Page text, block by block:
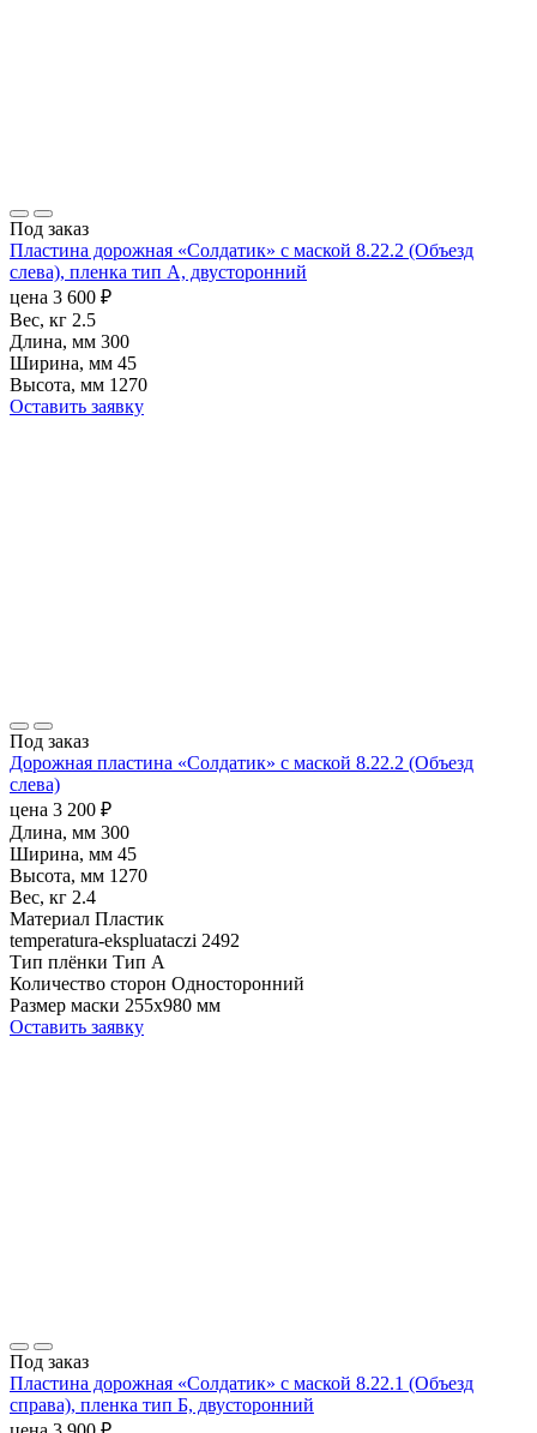
Под заказ
Пластина дорожная «Солдатик» с маской 8.22.2 (Объезд
слева), пленка тип А, двусторонний
цена 3 600 ₽
Вес, кг 2.5
Длина, мм 300
Ширина, мм 45
Высота, мм 1270
Оставить заявку
Под заказ
Дорожная пластина «Солдатик» с маской 8.22.2 (Объезд
слева)
цена 3 200 ₽
Длина, мм 300
Ширина, мм 45
Высота, мм 1270
Вес, кг 2.4
Материал Пластик
temperatura-ekspluataczi 2492
Тип плёнки Тип А
Количество сторон Односторонний
Размер маски 255х980 мм
Оставить заявку
Под заказ
Пластина дорожная «Солдатик» с маской 8.22.1 (Объезд
справа), пленка тип Б, двусторонний